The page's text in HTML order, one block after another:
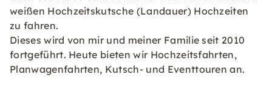
weißen Hochzeitskutsche (Landauer) Hochzeiten
zu fahren.
Dieses wird von mir und meiner Familie seit 2010
fortgeführt. Heute bieten wir Hochzeitsfahrten,
Planwagenfahrten, Kutsch- und Eventtouren an.